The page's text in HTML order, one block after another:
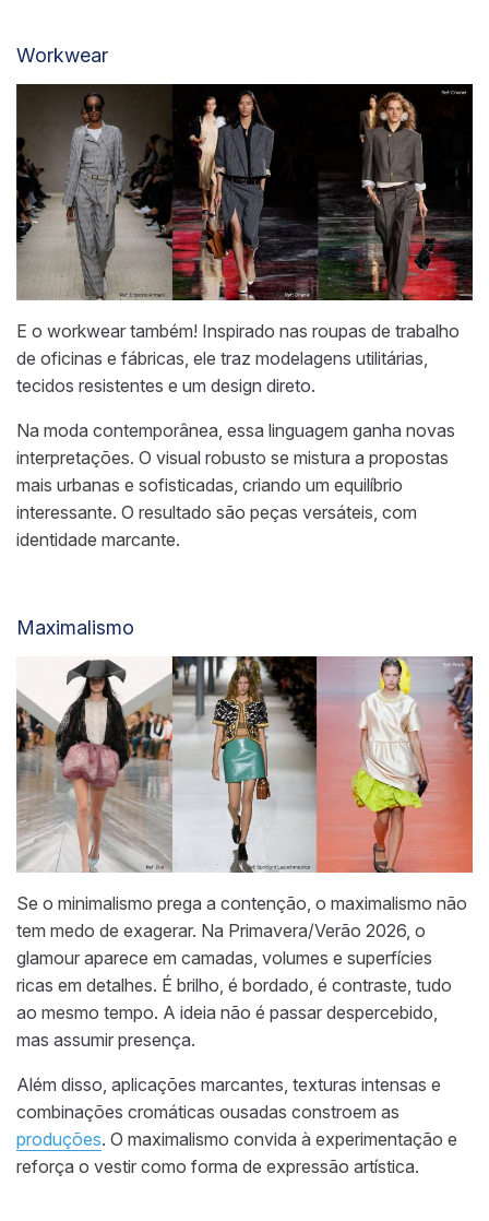
Workwear
E o workwear também! Inspirado nas roupas de trabalho
de oficinas e fábricas, ele traz modelagens utilitárias,
tecidos resistentes e um design direto.
Na moda contemporânea, essa linguagem ganha novas
interpretações. O visual robusto se mistura a propostas
mais urbanas e sofisticadas, criando um equilíbrio
interessante. O resultado são peças versáteis, com
identidade marcante.
Maximalismo
Se o minimalismo prega a contenção, o maximalismo não
tem medo de exagerar. Na Primavera/Verão 2026, o
glamour aparece em camadas, volumes e superfícies
ricas em detalhes. É brilho, é bordado, é contraste, tudo
ao mesmo tempo. A ideia não é passar despercebido,
mas assumir presença.
Além disso, aplicações marcantes, texturas intensas e
combinações cromáticas ousadas constroem as
produções. O maximalismo convida à experimentação e
reforça o vestir como forma de expressão artística.